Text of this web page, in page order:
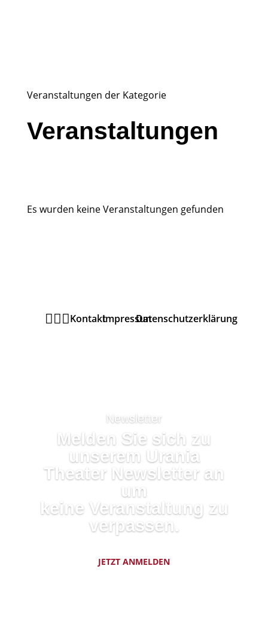
Veranstaltungen der Kategorie
Veranstaltungen
Es wurden keine Veranstaltungen gefunden
KontaktImpressumDatenschutzerklärung
Newsletter
Melden Sie sich zu
unserem Urania
Theater Newsletter an
um
keine Veranstaltung zu
verpassen.
JETZT ANMELDEN